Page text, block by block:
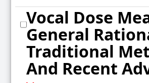
Vocal Dose
General
Traditional
And Recent